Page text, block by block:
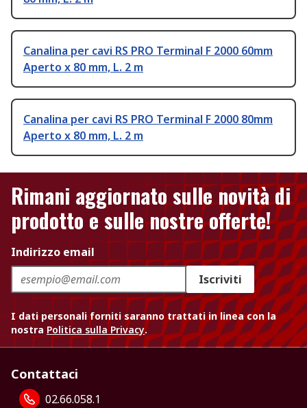
Canalina per cavi RS PRO Terminal F 2000 60mm
Aperto x 80 mm, L. 2 m
Canalina per cavi RS PRO Terminal F 2000 80mm
Aperto x 80 mm, L. 2 m
Rimani aggiornato sulle novità di
prodotto e sulle nostre offerte!
Indirizzo email
Iscriviti
I dati personali forniti saranno trattati in linea con la
nostra Politica sulla Privacy.
Contattaci
02.66.058.1